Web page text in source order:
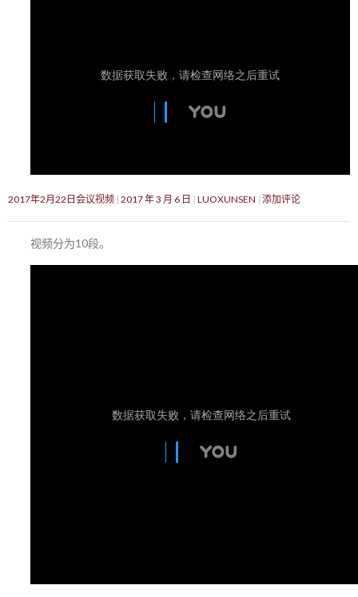
2017年2月22日会议视频 2017 年 3 月 6 日 LUOXUNSEN 添加评论
视频分为10段。